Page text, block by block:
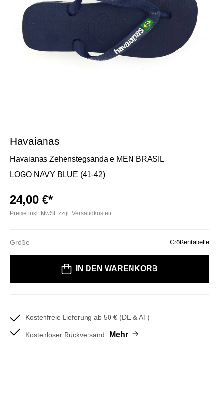
Havaianas
Havaianas Zehenstegsandale MEN BRASIL
LOGO NAVY BLUE (41-42)
24,00 €*
Preise inkl. MwSt. zzgl. Versandkosten
Größe Größentabelle
IN DEN WARENKORB
Kostenfreie Lieferung ab 50 € (DE & AT)
Kostenloser Rückversand Mehr